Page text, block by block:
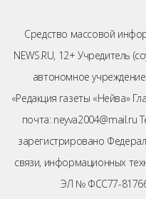
Средство массовой
NEWS.RU, 12+ Учредитель
автономное
«Редакция газеты «Нейва»
почта: neyva2004@mail.ru
зарегистрировано
связи, информационных
ЭЛ № ФСС77-81766